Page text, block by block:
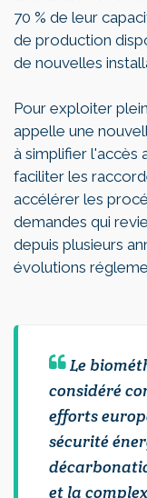
70 % de leur
de production
de nouvelles
Pour exploiter
appelle une
à simplifier l'accès
faciliter les
accélérer les
demandes qui
depuis plusieurs
évolutions
Le
considéré
efforts
sécurité
et la